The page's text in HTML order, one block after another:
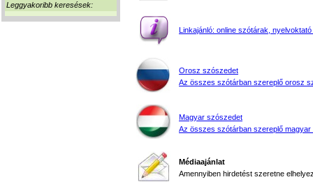
Leggyakoribb keresések:
Linkajánló: online szótárak, nyelvoktató
Orosz szószedet
Az összes szótárban szereplő orosz
Magyar szószedet
Az összes szótárban szereplő magyar
Médiaajánlat
Amennyiben hirdetést szeretne